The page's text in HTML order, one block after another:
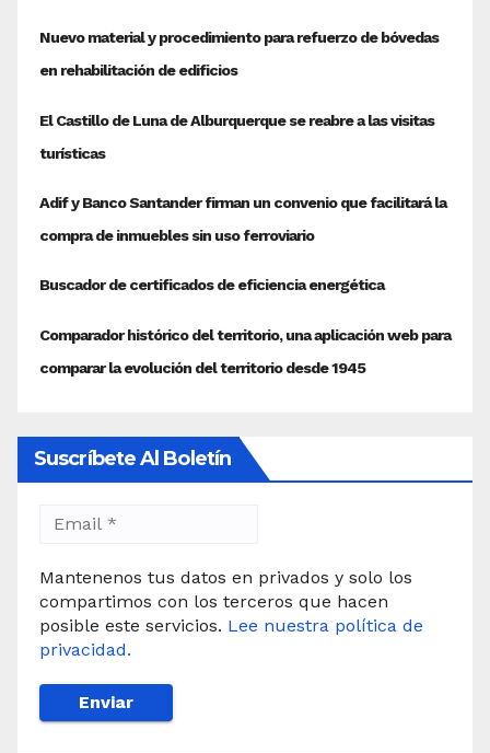
Suscríbete Al Boletín
Mantenenos tus datos en privados y solo los
compartimos con los terceros que hacen
posible este servicios. Lee nuestra política de
privacidad.